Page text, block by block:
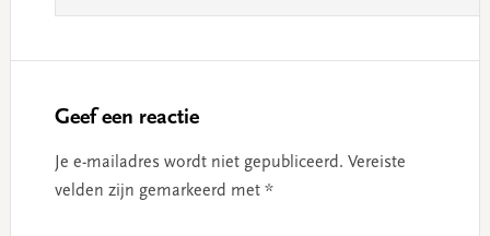
Geef een reactie
Je e-mailadres wordt niet gepubliceerd. Vereiste
velden zijn gemarkeerd met *